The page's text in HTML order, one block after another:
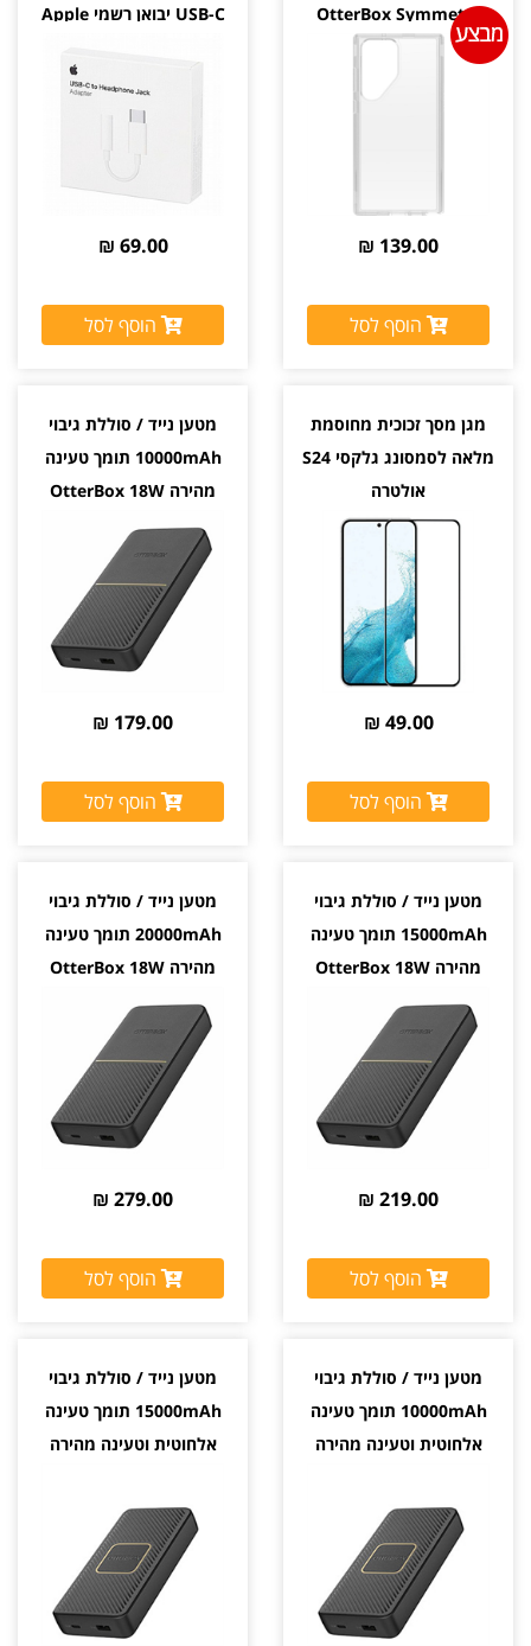
OtterBox Symmetry
יבואן רשמי
139.00 ₪
הוסף לסל
USB-C יבואן רשמי Apple
69.00 ₪
הוסף לסל
מגן מסך זכוכית מחוסמת
מלאה לסמסונג גלקסי S24
אולטרה
49.00 ₪
הוסף לסל
מטען נייד / סוללת גיבוי
10000mAh תומך טעינה
מהירה OtterBox 18W
179.00 ₪
הוסף לסל
מטען נייד / סוללת גיבוי
15000mAh תומך טעינה
מהירה OtterBox 18W
219.00 ₪
הוסף לסל
מטען נייד / סוללת גיבוי
20000mAh תומך טעינה
מהירה OtterBox 18W
279.00 ₪
הוסף לסל
מטען נייד / סוללת גיבוי
10000mAh תומך טעינה
אלחוטית וטעינה מהירה
מטען נייד / סוללת גיבוי
15000mAh תומך טעינה
אלחוטית וטעינה מהירה